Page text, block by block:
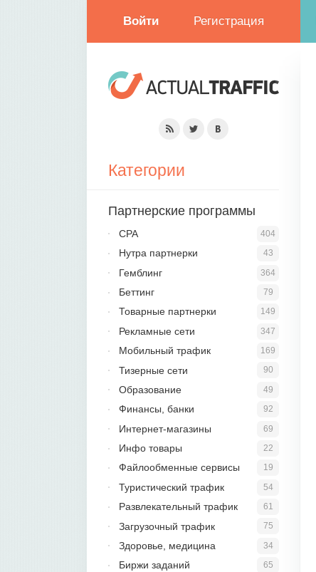
Войти Регистрация
Категории
Партнерские программы
404
CPA
43
Нутра партнерки
364
Гемблинг
79
Беттинг
149
Товарные партнерки
347
Рекламные сети
169
Мобильный трафик
90
Тизерные сети
49
Образование
92
Финансы, банки
69
Интернет-магазины
22
Инфо товары
19
Файлообменные сервисы
54
Туристический трафик
61
Развлекательный трафик
75
Загрузочный трафик
34
Здоровье, медицина
65
Биржи заданий